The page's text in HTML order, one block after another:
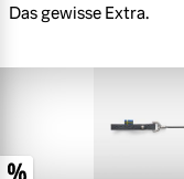
Das gewisse Extra.